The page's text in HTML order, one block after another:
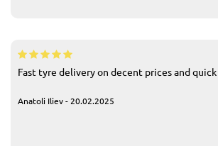
Fast tyre delivery on decent prices and
Anatoli Iliev - 20.02.2025